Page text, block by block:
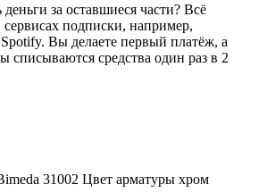
за оставшиеся части? Всё
сервисах подписки, например,
Вы делаете первый платёж, а
списываются средства один раз в 2
31002 Цвет арматуры хром